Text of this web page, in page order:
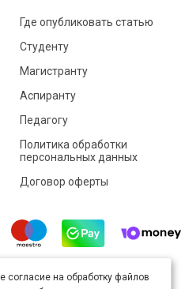
Где опубликовать статью
Студенту
Магистранту
Аспиранту
Педагогу
Политика обработки
персональных данных
Договор оферты
доступно полицензии Creative
согласие на обработку файлов